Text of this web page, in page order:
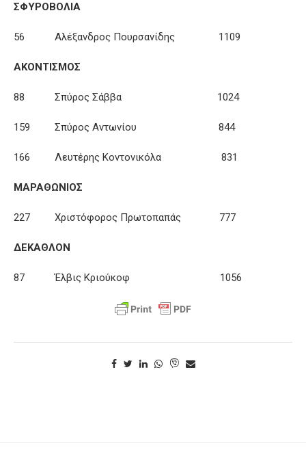
ΣΦΥΡΟΒΟΛΙΑ
56 Αλέξανδρος Πουρσανίδης 1109
ΑΚΟΝΤΙΣΜΟΣ
88 Σπύρος Σάββα 1024
159 Σπύρος Αντωνίου 844
166 Λευτέρης Κοντονικόλα 831
ΜΑΡΑΘΩΝΙΟΣ
227 Χριστόφορος Πρωτοπαπάς 777
ΔΕΚΑΘΛΟΝ
87 Έλβις Κριούκοφ 1056